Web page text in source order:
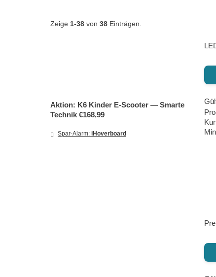
Zeige 1-38 von 38 Einträgen.
Aktion: K6 Kinder E‑Scooter — Smarte
Technik €168,99
Spar-Alarm: iHoverboard